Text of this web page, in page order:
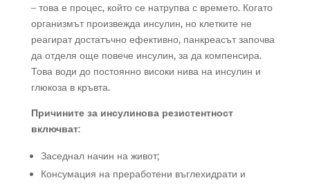
– това е процес, който се натрупва с времето. Когато
организмът произвежда инсулин, но клетките не
реагират достатъчно ефективно, панкреасът започва
да отделя още повече инсулин, за да компенсира.
Това води до постоянно високи нива на инсулин и
глюкоза в кръвта.
Причините за инсулинова резистентност
включват:
Заседнал начин на живот;
Консумация на преработени въглехидрати и